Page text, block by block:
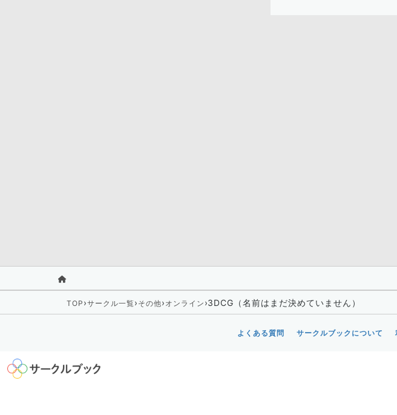
TOP ›サークル一覧› その他› オンライン ›3DCG（名前はまだ決めていません）
よくある質問 サークルブックについて